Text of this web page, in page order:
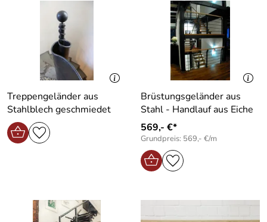
Treppengeländer aus
Stahlblech geschmiedet
Brüstungsgeländer aus
Stahl - Handlauf aus Eiche
569,- €*
Grundpreis: 569,- €/m